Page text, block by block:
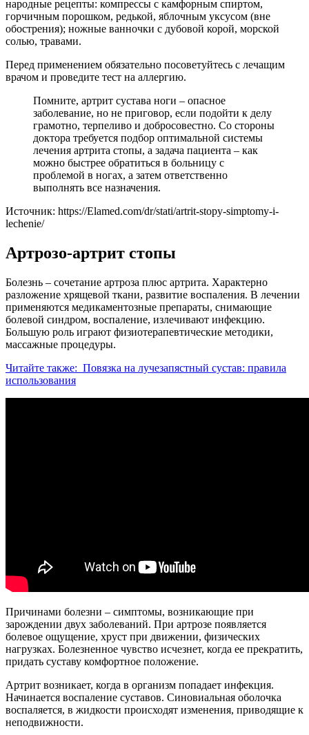
народные рецепты: компрессы с камфорным спиртом,
горчичным порошком, редькой, яблочным уксусом (вне
обострения); ножные ванночки с дубовой корой, морской
солью, травами.
Перед применением обязательно посоветуйтесь с лечащим
врачом и проведите тест на аллергию.
Помните, артрит сустава ноги – опасное
заболевание, но не приговор, если подойти к делу
грамотно, терпеливо и добросовестно. Со стороны
доктора требуется подбор оптимальной системы
лечения артрита стопы, а задача пациента – как
можно быстрее обратиться в больницу с
проблемой в ногах, а затем ответственно
выполнять все назначения.
Источник: https://Elamed.com/dr/stati/artrit-stopy-simptomy-i-
lechenie/
Артрозо-артрит стопы
Болезнь – сочетание артроза плюс артрита. Характерно
разложение хрящевой ткани, развитие воспаления. В лечении
применяются медикаментозные препараты, снимающие
болевой синдром, воспаление, излечивают инфекцию.
Большую роль играют физиотерапевтические методики,
массажные процедуры.
Читайте также: Повязка на лучезапястный сустав: правила
использования
Причинами болезни – симптомы, возникающие при
зарождении двух заболеваний. При артрозе появляется
болевое ощущение, хруст при движении, физических
нагрузках. Болезненное чувство исчезнет, когда ее прекратить,
придать суставу комфортное положение.
Артрит возникает, когда в организм попадает инфекция.
Начинается воспаление суставов. Синовиальная оболочка
воспаляется, в жидкости происходят изменения, приводящие к
неподвижности.